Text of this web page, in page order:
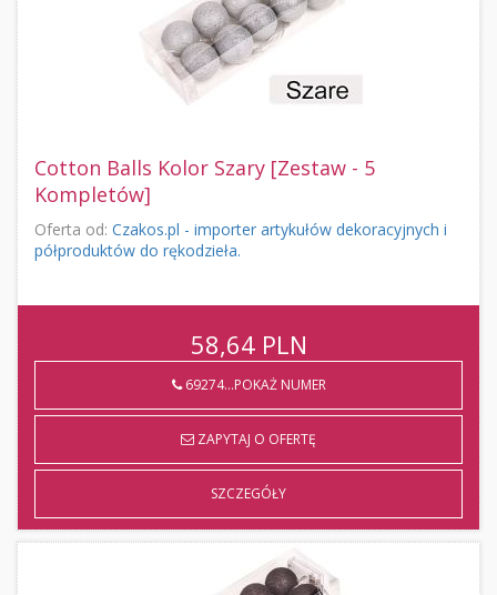
Cotton Balls Kolor Szary [Zestaw - 5
Kompletów]
Oferta od: Czakos.pl - importer artykułów dekoracyjnych i
półproduktów do rękodzieła.
58,64 PLN
69274...POKAŻ NUMER
ZAPYTAJ O OFERTĘ
SZCZEGÓŁY